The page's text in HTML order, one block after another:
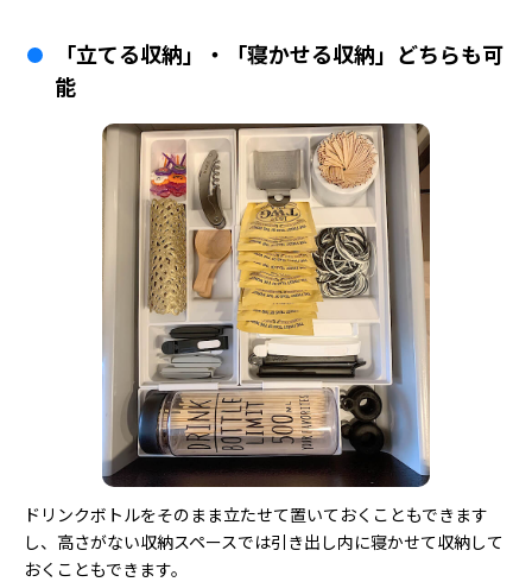
「立てる収納」・「寝かせる収納」どちらも可
能
ドリンクボトルをそのまま立たせて置いておくこともできます
し、高さがない収納スペースでは引き出し内に寝かせて収納して
おくこともできます。